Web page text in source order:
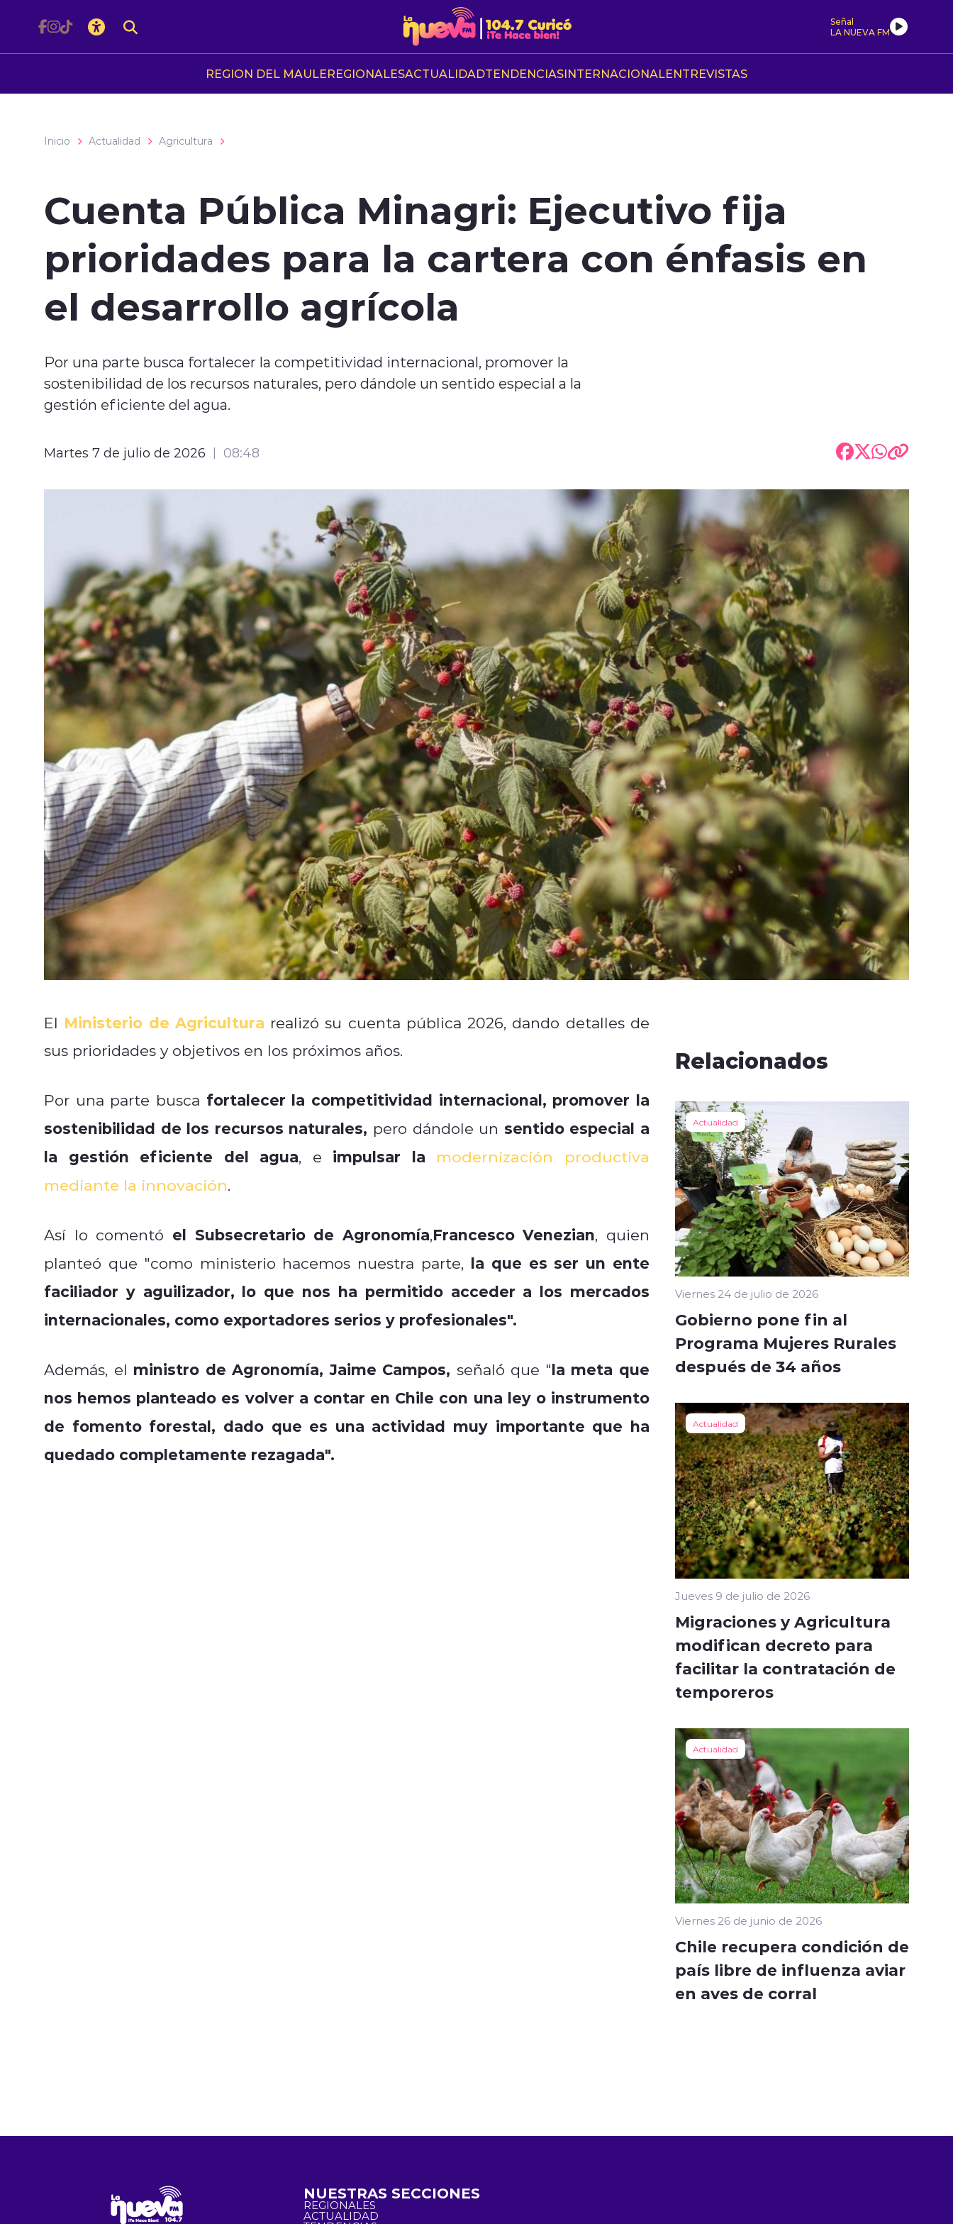
Señal
LA NUEVA FM
REGION DEL MAULEREGIONALESACTUALIDADTENDENCIASINTERNACIONALENTREVISTAS
Inicio Actualidad Agricultura
Cuenta Pública Minagri: Ejecutivo fija
prioridades para la cartera con énfasis en
el desarrollo agrícola
Por una parte busca fortalecer la competitividad internacional, promover la
sostenibilidad de los recursos naturales, pero dándole un sentido especial a la
gestión eficiente del agua.
Martes 7 de julio de 2026 08:48
El Ministerio de Agricultura realizó su cuenta pública 2026, dando detalles de
sus prioridades y objetivos en los próximos años.
Por una parte busca fortalecer la competitividad internacional, promover la
sostenibilidad de los recursos naturales, pero dándole un sentido especial a
la gestión eficiente del agua, e impulsar la modernización productiva
mediante la innovación.
Así lo comentó el Subsecretario de Agronomía,Francesco Venezian, quien
planteó que "como ministerio hacemos nuestra parte, la que es ser un ente
faciliador y aguilizador, lo que nos ha permitido acceder a los mercados
internacionales, como exportadores serios y profesionales".
Además, el ministro de Agronomía, Jaime Campos, señal´ó que "la meta que
nos hemos planteado es volver a contar en Chile con una ley o instrumento
de fomento forestal, dado que es una actividad muy importante que ha
quedado completamente rezagada".
Relacionados
Actualidad
Viernes 24 de julio de 2026
Gobierno pone fin al
Programa Mujeres Rurales
después de 34 años
Actualidad
Jueves 9 de julio de 2026
Migraciones y Agricultura
modifican decreto para
facilitar la contratación de
temporeros
Actualidad
Viernes 26 de junio de 2026
Chile recupera condición de
país libre de influenza aviar
en aves de corral
NUESTRAS SECCIONES
REGIONALES
ACTUALIDAD